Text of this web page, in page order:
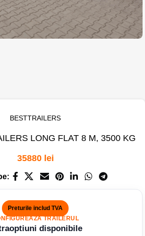
BESTTRAILERS
LONG FLAT 8 M, 3500 KG
35880 lei
TRAILERUL
disponibile
Preturile includ TVA